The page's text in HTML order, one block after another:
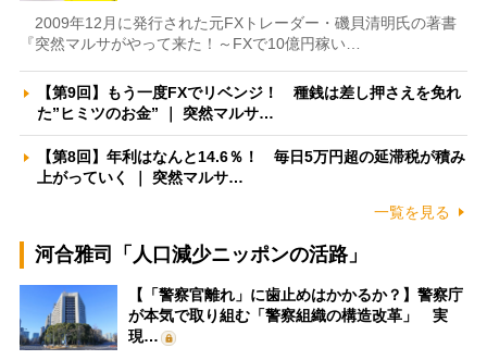
2009年12月に発行された元FXトレーダー・磯貝清明氏の著書
『突然マルサがやって来た！～FXで10億円稼い…
【第9回】もう一度FXでリベンジ！ 種銭は差し押さえを免れ
た”ヒミツのお金” ｜ 突然マルサ…
【第8回】年利はなんと14.6％！ 毎日5万円超の延滞税が積み
上がっていく ｜ 突然マルサ…
一覧を見る
河合雅司「人口減少ニッポンの活路」
【「警察官離れ」に歯止めはかかるか？】警察庁
が本気で取り組む「警察組織の構造改革」 実
現…